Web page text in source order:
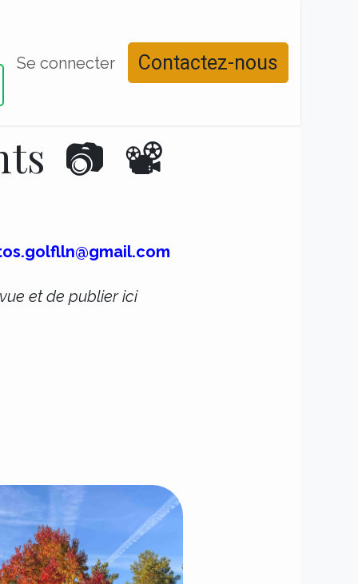
Réserver un départ Calendrier Contact
Se connecter Contactez-nous
📷 📽️
et de publier ici